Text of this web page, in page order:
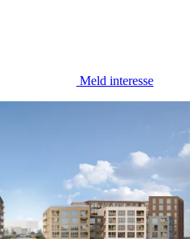
Meld interesse